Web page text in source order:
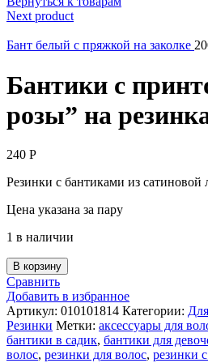
Next product
Бант белый с пряжкой на заколке
Бантики с
розы” на
240 Р
Резинки с бантиками из сатиновой
Цена указана за пару
1 в наличии
В корзину
Сравнить
Добавить в избранное
Артикул: 010101814 Категории:
Резинки Метки: аксессуары для
бантики в садик, бантики для
волос, резинки для волос, резинки